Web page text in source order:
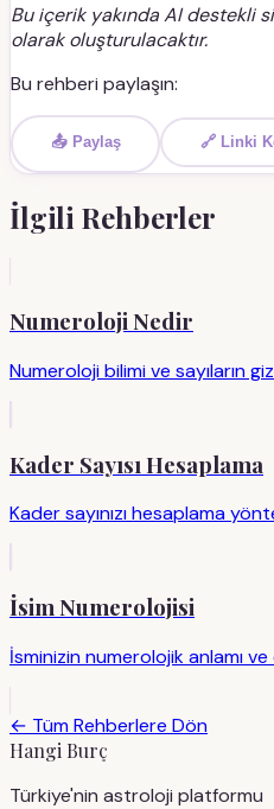
Bu içerik yakında AI destekli
olarak oluşturulacaktır.
Bu rehberi paylaşın:
📤 Paylaş 🔗 Linki
İlgili Rehberler
Numeroloji Nedir
Numeroloji bilimi ve sayıların
Kader Sayısı Hesaplama
Kader sayınızı hesaplama
İsim Numerolojisi
İsminizin numerolojik anlamı
← Tüm Rehberlere Dön
Hangi Burç
Türkiye'nin astroloji platformu